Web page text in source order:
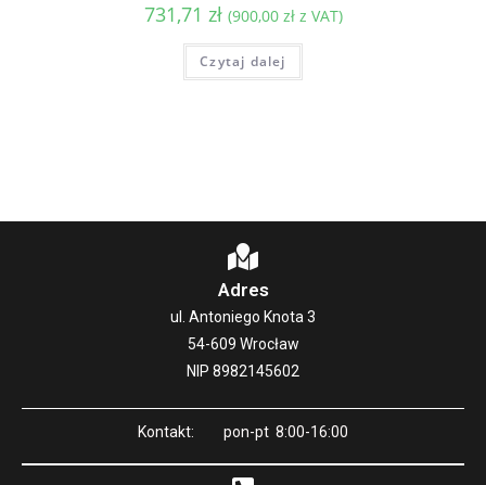
731,71 zł (900,00 złz VAT)
Czytaj dalej
Adres
ul. Antoniego Knota 3
54-609 Wrocław
NIP 8982145602
Kontakt: pon-pt 8:00-16:00